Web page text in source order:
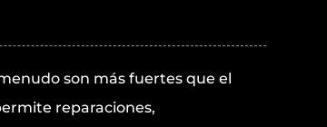
son más fuertes que el
reparaciones,